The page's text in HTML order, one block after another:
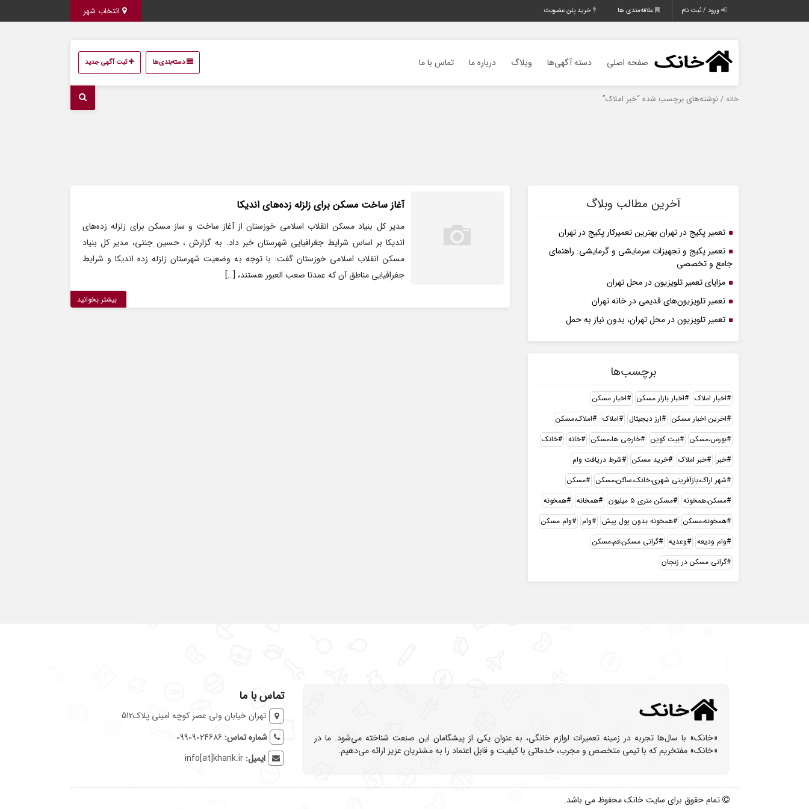
ورود / ثبت نام علاقه‌مندی ها خرید پلن عضویت
صفحه اصلی دسته آگهی‌ها وبلاگ درباره ما تماس با ما دسته‌بندی‌ها ثبت آگهی جدید
خانه / نوشته‌های برچسب شده “خبر املاک”
آخرین مطالب وبلاگ
تعمیر پکیج در تهران بهترین تعمیرکار پکیج در تهران
تعمیر پکیج و تجهیزات سرمایشی و گرمایشی: راهنمای
جامع و تخصصی
مزایای تعمیر تلویزیون در محل تهران
تعمیر تلویزیون‌های قدیمی در خانه تهران
تعمیر تلویزیون در محل تهران، بدون نیاز به حمل
برچسب‌ها
اخبار املاک اخبار بازار مسکن
اخبار مسکن
اخرین اخبار مسکن
ارز دیجیتال املاک
املاک،مسکن
بورس،مسکن
بیت کوین خارجی ها،مسکن خانه
خانک
خبر
خبر املاک خرید مسکن
شرط دریافت وام
شهر اراک،بازآفرینی شهری،خانک،ساکن،مسکن
مسکن
مسکن،همخونه
مسکن متری ۵ میلیون همخانه
همخونه
همخونه،مسکن
همخونه بدون پول پیش وام
وام مسکن
وام ودیعه
وعدیه
گرانی مسکن،قم،مسکن
گرانی مسکن در زنجان
آغاز ساخت مسکن برای زلزله زده‌های اندیکا
مدیر کل بنیاد مسکن انقلاب اسلامی خوزستان از آغاز ساخت و ساز مسکن برای زلزله زده‌های
اندیکا بر اساس شرایط جغرافیایی شهرستان خبر داد. به گزارش ، حسین جنتی، مدیر کل بنیاد
مسکن انقلاب اسلامی خوزستان گفت: با توجه به وضعیت شهرستان زلزله زده اندیکا و شرایط
جغرافیایی مناطق آن که عمدتا صعب العبور هستند، […]
بیشتر بخوانید
«خانک» با سال‌ها تجربه در زمینه تعمیرات لوازم خانگی، به عنوان یکی از پیشگامان این صنعت شناخته می‌شود. ما در
«خانک» مفتخریم که با تیمی متخصص و مجرب، خدماتی با کیفیت و قابل اعتماد را به مشتریان عزیز ارائه می‌دهیم.
تماس با ما
تهران خیابان ولی عصر کوچه امینی پلاک512
شماره تماس: 09909024686
ایمیل: info[at]khank.ir
تمام حقوق برای سایت خانک محفوظ می باشد.